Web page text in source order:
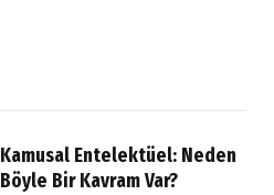
Kamusal Entelektüel: Neden
Böyle Bir Kavram Var?